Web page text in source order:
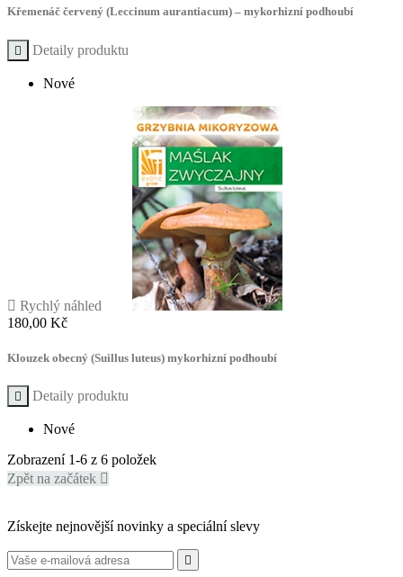
Křemenáč červený (Leccinum aurantiacum) – mykorhizní podhoubí
 Detaily produktu
Nové
 Rychlý náhled
Cena
180,00 Kč
Klouzek obecný (Suillus luteus) mykorhizní podhoubí
 Detaily produktu
Nové
Zobrazení 1-6 z 6 položek
Zpět na začátek 
Získejte nejnovější novinky a speciální slevy
